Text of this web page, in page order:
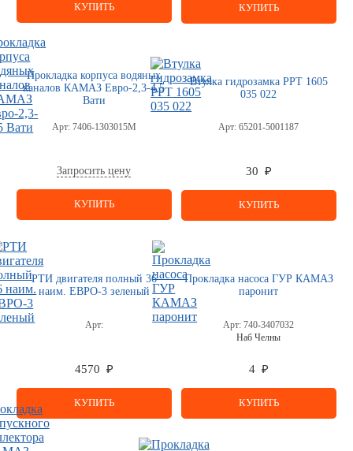
КУПИТЬ КУПИТЬ
Прокладка корпуса водяных
каналов КАМАЗ Евро-2,3-4,5
Вати
Арт:7406-1303015М
Запросить цену
КУПИТЬ
Втулка гидрозамка РРТ 1605
035 022
Арт: 65201-5001187
30 ₽
КУПИТЬ
РТИ двигателя полный 36
наим. ЕВРО-3 зеленый
Арт:
4570 ₽
КУПИТЬ
Прокладка насоса ГУР КАМАЗ
паронит
Арт: 740-3407032
Наб Челны
4 ₽
КУПИТЬ